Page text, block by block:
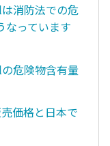
消防法での危
なっています
危険物含有量
価格と日本で